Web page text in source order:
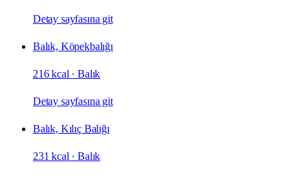
Detay sayfasına git
Balık, Köpekbalığı
216 kcal ·Balık
Detay sayfasına git
Balık, Kılıç Balığı
231 kcal ·Balık